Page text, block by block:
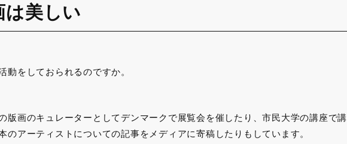
は美しい
をしておられるのですか。
画のキュレーターとしてデンマークで展覧会を催したり、市民大学の講座で講
のアーティストについての記事をメディアに寄稿したりもしています。